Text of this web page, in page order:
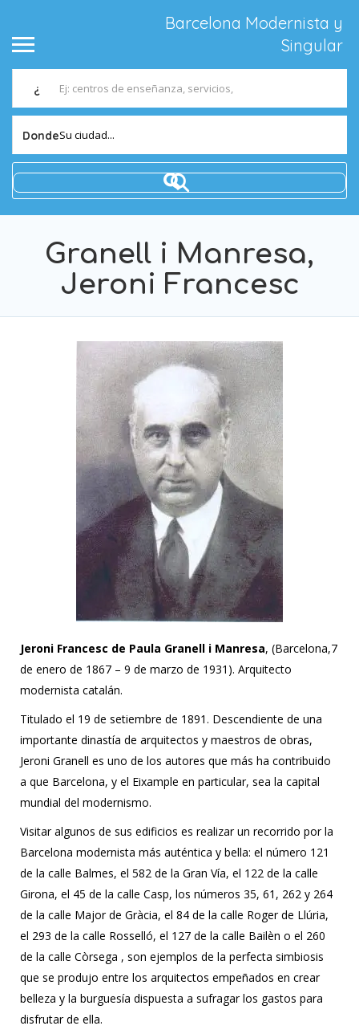
Barcelona Modernista y
Singular
¿
DondeSu ciudad...
Granell i Manresa,
Jeroni Francesc
Jeroni Francesc de Paula Granell i Manresa, (Barcelona,7
de enero de 1867 – 9 de marzo de 1931). Arquitecto
modernista catalán.
Titulado el 19 de setiembre de 1891. Descendiente de una
importante dinastía de arquitectos y maestros de obras,
Jeroni Granell es uno de los autores que más ha contribuido
a que Barcelona, y el Eixample en particular, sea la capital
mundial del modernismo.
Visitar algunos de sus edificios es realizar un recorrido por la
Barcelona modernista más auténtica y bella: el número 121
de la calle Balmes, el 582 de la Gran Vía, el 122 de la calle
Girona, el 45 de la calle Casp, los números 35, 61, 262 y 264
de la calle Major de Gràcia, el 84 de la calle Roger de Llúria,
el 293 de la calle Rosselló, el 127 de la calle Bailèn o el 260
de la calle Còrsega , son ejemplos de la perfecta simbiosis
que se produjo entre los arquitectos empeñados en crear
belleza y la burguesía dispuesta a sufragar los gastos para
disfrutar de ella.